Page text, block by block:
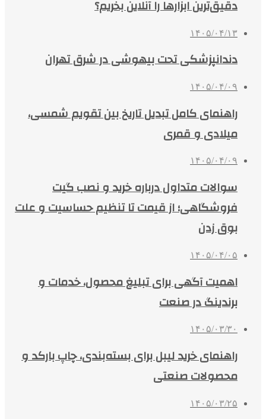
دقیق‌ترین ابزارها را آنلاین بخریم؟
۱۴۰۵/۰۴/۱۳
دندانپزشکی تحت بیهوشی در شرق تهران
۱۴۰۵/۰۴/۰۹
راهنمای کامل تبدیل تاریخ بین تقویم شمسی،
میلادی و قمری
۱۴۰۵/۰۴/۰۹
سوالات متداول درباره خرید و نصب گیت
فروشگاهی؛ از قیمت تا تنظیم حساسیت و علت
بوق زدن
۱۴۰۵/۰۴/۰۵
اهمیت آگهی برای تبلیغ محصول، خدمات و
برندینگ در صنعت
۱۴۰۵/۰۳/۳۰
راهنمای خرید لیبل برای بسته‌بندی، چاپ بارکد و
محصولات صنعتی
۱۴۰۵/۰۳/۲۵